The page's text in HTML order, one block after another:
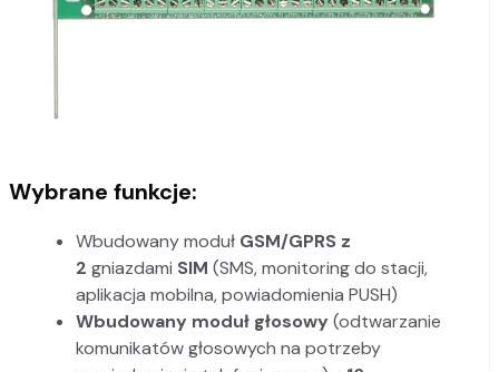
Wybrane funkcje:
Wbudowany moduł GSM/GPRS z
2 gniazdami SIM (SMS, monitoring do stacji,
aplikacja mobilna, powiadomienia PUSH)
Wbudowany moduł głosowy (odtwarzanie
komunikatów głosowych na potrzeby